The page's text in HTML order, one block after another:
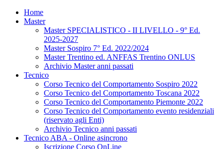
Home
Master
Master SPECIALISTICO - II LIVELLO - 9° Ed.
2025-2027
Master Sospiro 7° Ed. 2022/2024
Master Trentino ed. ANFFAS Trentino ONLUS
Archivio Master anni passati
Tecnico
Corso Tecnico del Comportamento Sospiro 2022
Corso Tecnico del Comportamento Toscana 2022
Corso Tecnico del Comportamento Piemonte 2022
Corso Tecnico del Comportamento evento residenziali
(riservato agli Enti)
Archivio Tecnico anni passati
Tecnico ABA - Online asincrono
Iscrizione Corso OnLine